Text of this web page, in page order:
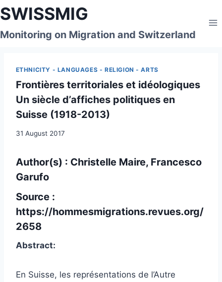
Skip
to
content
SWISSMIG
Monitoring on Migration and Switzerland
ETHNICITY - LANGUAGES - RELIGION - ARTS
Frontières territoriales et idéologiques
Un siècle d’affiches politiques en
Suisse (1918-2013)
31 August 2017
Author(s) : Christelle Maire, Francesco
Garufo
Source :
https://hommesmigrations.revues.org/
2658
Abstract:
En Suisse, les représentations de l’Autre